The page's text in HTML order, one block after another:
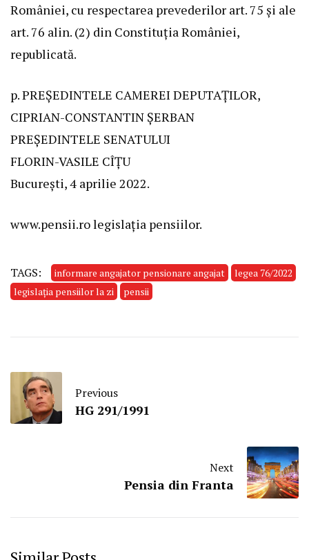
României, cu respectarea prevederilor art. 75 și ale
art. 76 alin. (2) din Constituția României,
republicată.
p. PREȘEDINTELE CAMEREI DEPUTAȚILOR,
CIPRIAN-CONSTANTIN ȘERBAN
PREȘEDINTELE SENATULUI
FLORIN-VASILE CÎȚU
București, 4 aprilie 2022.
www.pensii.ro legislația pensiilor.
TAGS: informare angajator pensionare angajat
legea 76/2022
legislația pensiilor la zi
pensii
Previous
HG 291/1991
Next
Pensia din Franta